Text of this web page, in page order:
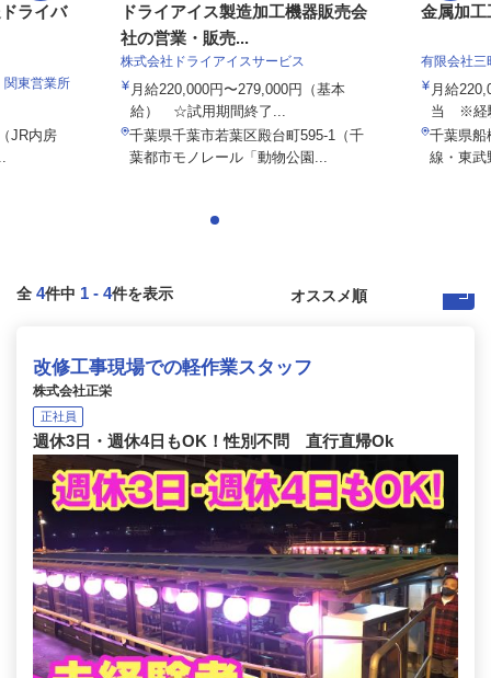
ライバ
東営業所
JR内房
ドライアイス製造加工機器販売会
社の営業・販売...
株式会社ドライアイスサービス
月給220,000円〜279,000円（基本
給） ☆試用期間終了...
千葉県千葉市若葉区殿台町595-1（千
葉都市モノレール「動物公園...
金属加工
有限会社三
月給
当 ※経
千葉県船
線・東武
全 4件中 1 - 4件を表示
改修工事現場での軽作業スタッフ
株式会社正栄
正社員
週休3日・週休4日もOK！性別不問 直行直帰Ok